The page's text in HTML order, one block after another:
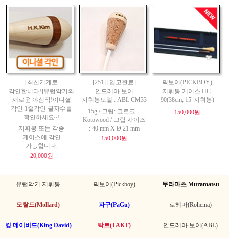
[최신기계로
각인합니다!]유럽악기의
새로운 야심작!이니셜
각인 1줄각인 글자수를
확인하세요~!
지휘봉 또는 각종
케이스에 각인
가능합니다.
20,000원
[251] [입고완료]
안드레아 보이
지휘봉모델 : ABL CM33
15g / 그립: 코르크 +
Kotowood / 그립 사이즈
: 40 mm X Ø 21 mm
150,000원
픽보이(PICKBOY)
지휘봉 케이스 HC-
90(38cm; 15"지휘봉)
150,000원
유럽악기 지휘봉 픽보이(Pickboy) 무라마츠 Muramatsu
모랄드(Mollard) 파구(PaGu) 로헤마(Rohema)
킹 데이비드(King David) 탁트(TAKT) 안드레아 보이(ABL)